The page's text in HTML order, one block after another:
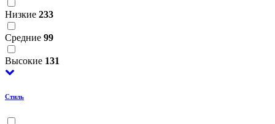
Низкие 233
Средние 99
Высокие 131
Стиль